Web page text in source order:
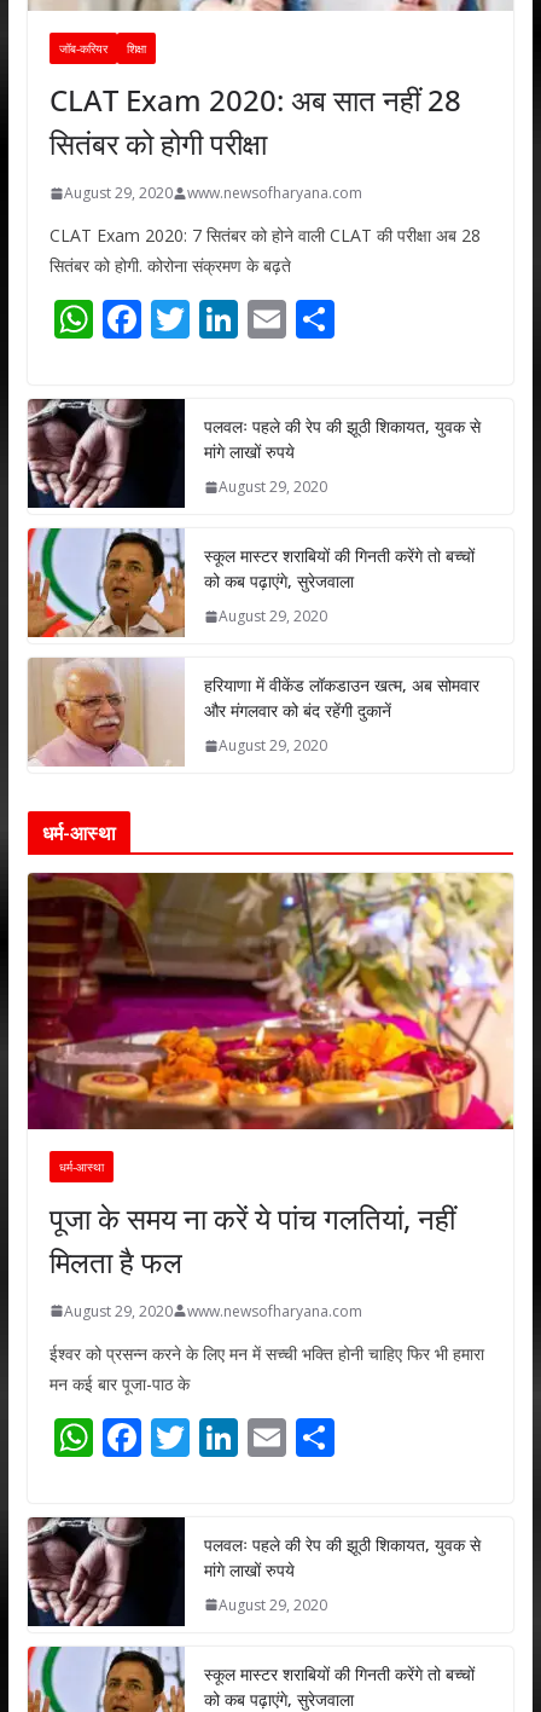
जॉब-करियर शिक्षा
CLAT Exam 2020: अब सात नहीं 28
सितंबर को होगी परीक्षा
August 29, 2020 www.newsofharyana.com
CLAT Exam 2020: 7 सितंबर को होने वाली CLAT की परीक्षा अब 28
सितंबर को होगी. कोरोना संक्रमण के बढ़ते
W
at
s
A
p
p
F
e
b
o
k
T
er
Li
e
dI
n
E
l
S
e
पलवलः पहले की रेप की झूठी शिकायत, युवक से
मांगे लाखों रुपये
August 29, 2020
स्कूल मास्टर शराबियों की गिनती करेंगे तो बच्चों
को कब पढ़ाएंगे, सुरेजवाला
August 29, 2020
हरियाणा में वीकेंड लॉकडाउन खत्म, अब सोमवार
और मंगलवार को बंद रहेंगी दुकानें
August 29, 2020
धर्म-आस्था
धर्म-आस्था
पूजा के समय ना करें ये पांच गलतियां, नहीं
मिलता है फल
August 29, 2020 www.newsofharyana.com
ईश्वर को प्रसन्न करने के लिए मन में सच्ची भक्ति होनी चाहिए फिर भी हमारा
मन कई बार पूजा-पाठ के
W
at
s
A
p
p
F
e
b
o
k
T
er
Li
e
dI
n
E
l
S
e
पलवलः पहले की रेप की झूठी शिकायत, युवक से
मांगे लाखों रुपये
August 29, 2020
स्कूल मास्टर शराबियों की गिनती करेंगे तो बच्चों
को कब पढ़ाएंगे, सुरेजवाला